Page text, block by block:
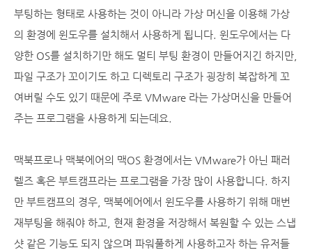
부팅하는 형태로 사용하는 것이 아니라 가상 머신을 이용해 가상
의 환경에 윈도우를 설치해서 사용하게 됩니다. 윈도우에서는 다
양한 OS를 설치하기만 해도 멀티 부팅 환경이 만들어지긴 하지만,
파일 구조가 꼬이기도 하고 디렉토리 구조가 굉장히 복잡하게 꼬
여버릴 수도 있기 때문에 주로 VMware 라는 가상머신을 만들어
주는 프로그램을 사용하게 되는데요.
맥북프로나 맥북에어의 맥OS 환경에서는 VMware가 아닌 패러
렐즈 혹은 부트캠프라는 프로그램을 가장 많이 사용합니다. 하지
만 부트캠프의 경우, 맥북에어에서 윈도우를 사용하기 위해 매번
재부팅을 해줘야 하고, 현재 환경을 저장해서 복원할 수 있는 스냅
샷 같은 기능도 되지 않으며 파워풀하게 사용하고자 하는 유저들